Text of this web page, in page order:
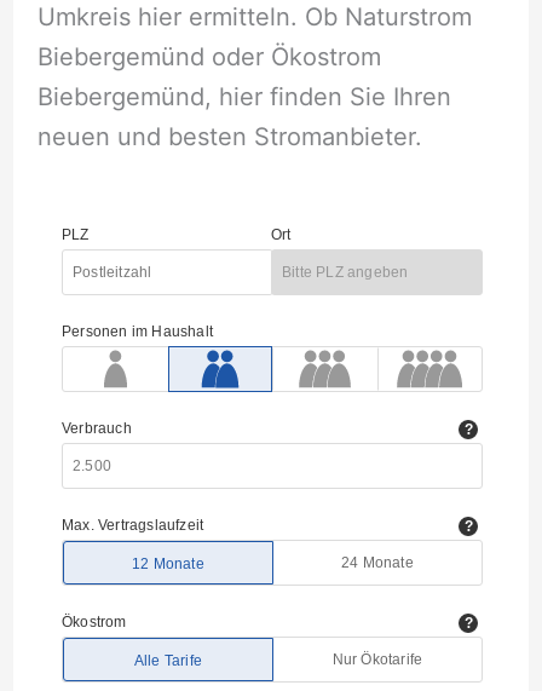
Umkreis hier ermitteln. Ob Naturstrom
Biebergemünd oder Ökostrom
Biebergemünd, hier finden Sie Ihren
neuen und besten Stromanbieter.